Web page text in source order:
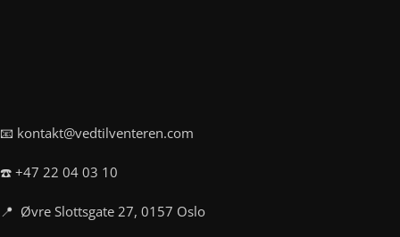
📧 kontakt@vedtilventeren.com
☎️ +47 22 04 03 10
📍 Øvre Slottsgate 27, 0157 Oslo